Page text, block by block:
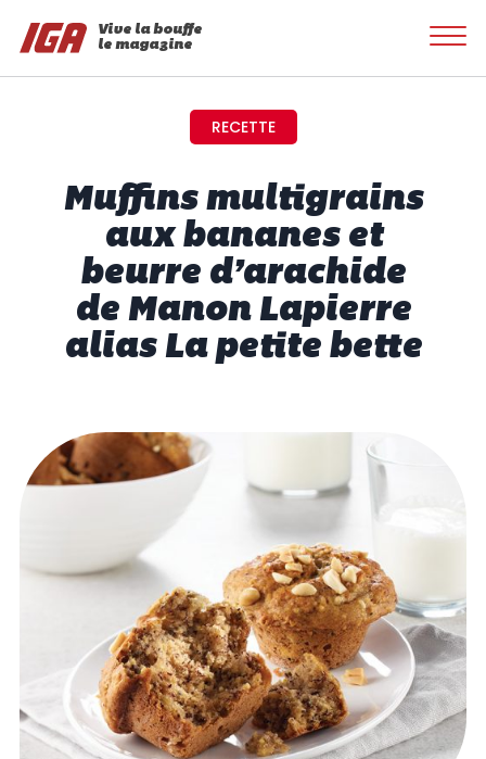
Vive la bouffe
le magazine
RECETTE
Muffins multigrains
aux bananes et
beurre d’arachide
de Manon Lapierre
alias La petite bette